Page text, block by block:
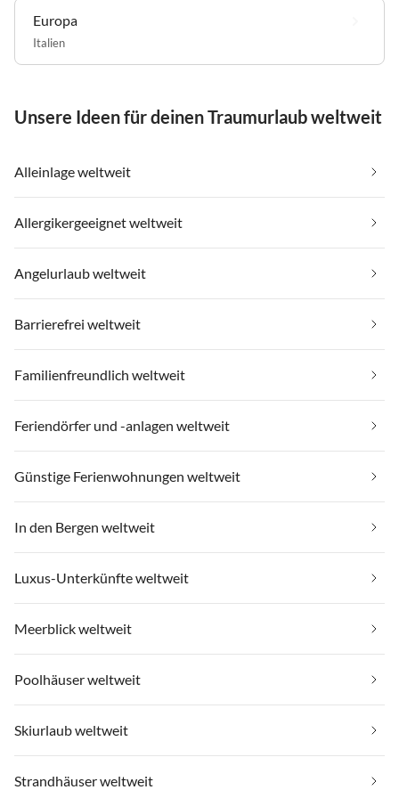
Europa
Italien
Unsere Ideen für deinen Traumurlaub weltweit
Alleinlage weltweit
Allergikergeeignet weltweit
Angelurlaub weltweit
Barrierefrei weltweit
Familienfreundlich weltweit
Feriendörfer und -anlagen weltweit
Günstige Ferienwohnungen weltweit
In den Bergen weltweit
Luxus-Unterkünfte weltweit
Meerblick weltweit
Poolhäuser weltweit
Skiurlaub weltweit
Strandhäuser weltweit